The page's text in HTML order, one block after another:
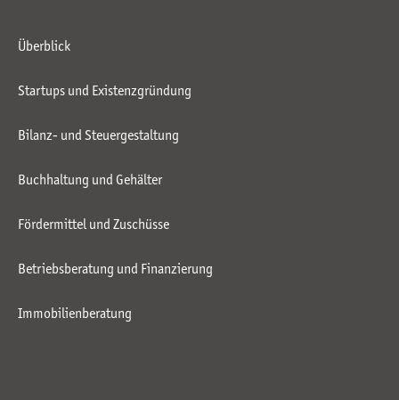
Überblick
Startups und Existenzgründung
Bilanz- und Steuergestaltung
Buchhaltung und Gehälter
Fördermittel und Zuschüsse
Betriebsberatung und Finanzierung
Immobilienberatung